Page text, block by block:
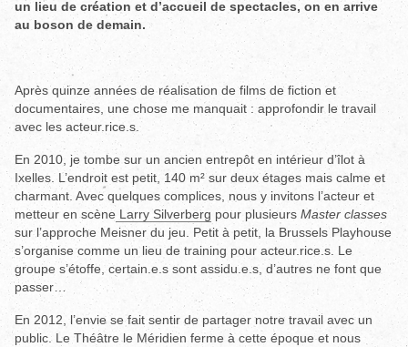
un lieu de création et d’accueil de spectacles, on en arrive
au boson de demain.
Après quinze années de réalisation de films de fiction et
documentaires, une chose me manquait : approfondir le travail
avec les acteur.rice.s.
En 2010, je tombe sur un ancien entrepôt en intérieur d’îlot à
Ixelles. L’endroit est petit, 140 m² sur deux étages mais calme et
charmant. Avec quelques complices, nous y invitons l’acteur et
metteur en scèneLarry Silverberg pour plusieurs Master classes
sur l’approche Meisner du jeu. Petit à petit, la Brussels Playhouse
s’organise comme un lieu de training pour acteur.rice.s. Le
groupe s’étoffe, certain.e.s sont assidu.e.s, d’autres ne font que
passer…
En 2012, l’envie se fait sentir de partager notre travail avec un
public. Le Théâtre le Méridien ferme à cette époque et nous